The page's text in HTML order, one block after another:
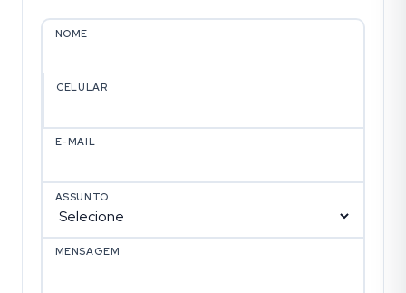
NOME
CELULAR
E-MAIL
ASSUNTO
MENSAGEM